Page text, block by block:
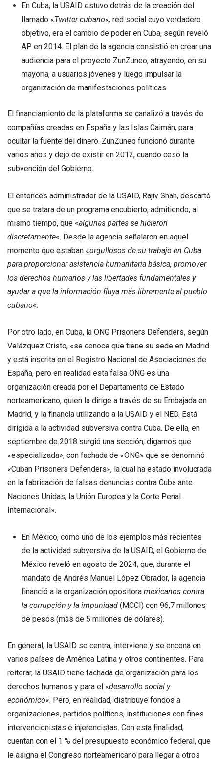
En Cuba, la USAID estuvo detrás de la creación del
llamado «Twitter cubano«, red social cuyo verdadero
objetivo, era el cambio de poder en Cuba, según reveló
AP en 2014. El plan de la agencia consistió en crear una
audiencia para el proyecto ZunZuneo, atrayendo, en su
mayoría, a usuarios jóvenes y luego impulsar la
organización de manifestaciones políticas.
El financiamiento de la plataforma se canalizó a través de
compañías creadas en España y las Islas Caimán, para
ocultar la fuente del dinero. ZunZuneo funcionó durante
varios años y dejó de existir en 2012, cuando cesó la
subvención del Gobierno.
El entonces administrador de la USAID, Rajiv Shah, descartó
que se tratara de un programa encubierto, admitiendo, al
mismo tiempo, que «algunas partes se hicieron
discretamente«. Desde la agencia señalaron en aquel
momento que estaban «orgullosos de su trabajo en Cuba
para proporcionar asistencia humanitaria básica, promover
los derechos humanos y las libertades fundamentales y
ayudar a que la información fluya más libremente al pueblo
cubano«.
Por otro lado, en Cuba, la ONG Prisoners Defenders, según
Velázquez Cristo, «se conoce que tiene su sede en Madrid
y está inscrita en el Registro Nacional de Asociaciones de
España, pero en realidad esta falsa ONG es una
organización creada por el Departamento de Estado
norteamericano, quien la dirige a través de su Embajada en
Madrid, y la financia utilizando a la USAID y el NED. Está
dirigida a la actividad subversiva contra Cuba. De ella, en
septiembre de 2018 surgió una sección, digamos que
«especializada», con fachada de «ONG» que se denominó
«Cuban Prisoners Defenders», la cual ha estado involucrada
en la fabricación de falsas denuncias contra Cuba ante
Naciones Unidas, la Unión Europea y la Corte Penal
Internacional».
En México, como uno de los ejemplos más recientes
de la actividad subversiva de la USAID, el Gobierno de
México reveló en agosto de 2024, que, durante el
mandato de Andrés Manuel López Obrador, la agencia
financió a la organización opositora mexicanos contra
la corrupción y la impunidad(MCCI) con 96,7 millones
de pesos (más de 5 millones de dólares).
En general, la USAID se centra, interviene y se encona en
varios países de América Latina y otros continentes. Para
reiterar, la USAID tiene fachada de organización para los
derechos humanos y para el «desarrollo social y
económico«. Pero, en realidad, distribuye fondos a
organizaciones, partidos políticos, instituciones con fines
intervencionistas e injerencistas. Con esta finalidad,
cuentan con el 1 % del presupuesto económico federal, que
le asigna el Congreso norteamericano para llegar a otros